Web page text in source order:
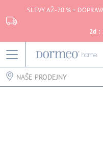
SLEVY AŽ -70 % +
2d :
NAŠE PRODEJNY